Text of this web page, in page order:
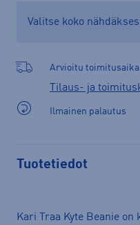
Valitse koko
Arvioitu toimitusaika
Tilaus- ja
Ilmainen palautus
Tuotetiedot
Kari Traa Kyte Beanie